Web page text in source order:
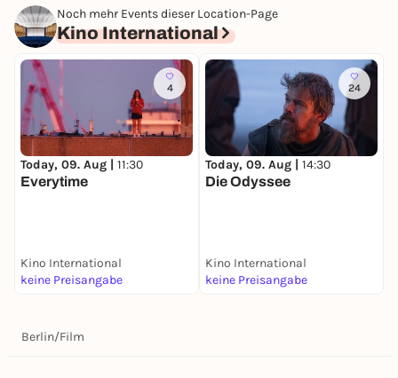
Noch mehr Events dieser Location-Page
Kino International
4
Today, 09. Aug | 11:30
Everytime
Kino International
keine Preisangabe
24
Today, 09. Aug | 14:30
Die Odyssee
Kino International
keine Preisangabe
Berlin/Film